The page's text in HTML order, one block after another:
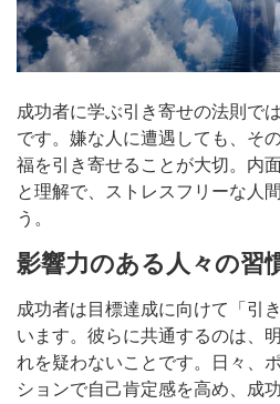
成功者に学ぶ引き寄せの法則で
です。嫌な人に遭遇しても、そ
福を引き寄せることが大切。内
と理解で、ストレスフリーな人
う。
影響力のある人々の習
成功者は目標達成に向けて「引
います。彼らに共通するのは、
れを疑わないことです。日々、
ションで自己肯定感を高め、成